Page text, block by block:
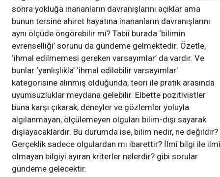
sonra yokluğa inananların davranışlarını açıklar ama
bunun tersine ahiret hayatına inananların davranışlarını
aynı ölçüde öngörebilir mi? Tabiî burada ‘bilimin
evrenselliği’ sorunu da gündeme gelmektedir. Özetle,
‘ihmal edilmemesi gereken varsayımlar’ da vardır. Ve
bunlar ‘yanlışlıkla’ ‘ihmal edilebilir varsayımlar’
kategorisine alınmış olduğunda, teori ile pratik arasında
uyumsuzluklar meydana gelebilir. Elbette pozitivistler
buna karşı çıkarak, deneyler ve gözlemler yoluyla
algılanmayan, ölçülemeyen olguları bilim-dışı sayarak
dışlayacaklardır. Bu durumda ise, bilim nedir, ne değildir?
Gerçeklik sadece olgulardan mı ibarettir? İlmî bilgi ile ilmî
olmayan bilgiyi ayıran kriterler nelerdir? gibi sorular
gündeme gelecektir.